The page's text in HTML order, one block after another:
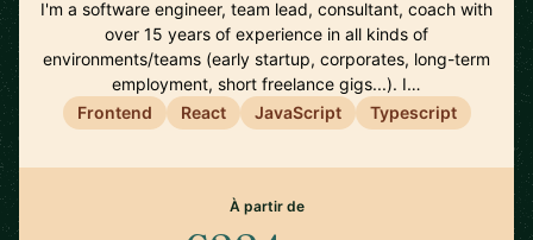
I'm a software engineer, team lead, consultant, coach with
over 15 years of experience in all kinds of
environments/teams (early startup, corporates, long-term
employment, short freelance gigs...). I…
Frontend
React JavaScript Typescript
À partir de